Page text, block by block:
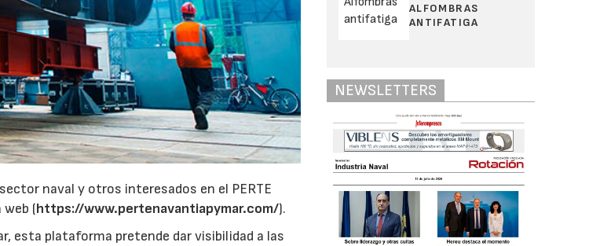
naval y otros interesados en el PERTE
(https://www.pertenavantiapymar.com/).
esta plataforma pretende dar visibilidad a las
ALFOMBRAS
ANTIFATIGA
NEWSLETTERS